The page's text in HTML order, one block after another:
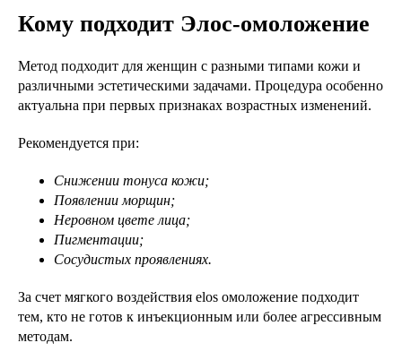
Кому подходит Элос-омоложение
Метод подходит для женщин с разными типами кожи и
различными эстетическими задачами. Процедура особенно
актуальна при первых признаках возрастных изменений.
Рекомендуется при:
Снижении тонуса кожи;
Появлении морщин;
Неровном цвете лица;
Пигментации;
Сосудистых проявлениях.
За счет мягкого воздействия elos омоложение подходит
тем, кто не готов к инъекционным или более агрессивным
методам.